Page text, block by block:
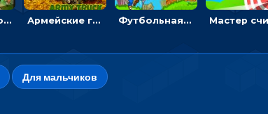
Стикмен против Зомби: стрелять в зомби и развивать воина Армейские грузовики в пазлах: собери военную машину Футбольная ферма: бей по мячу, чтобы забивать в ворота и ловить звезды
Для мальчиков